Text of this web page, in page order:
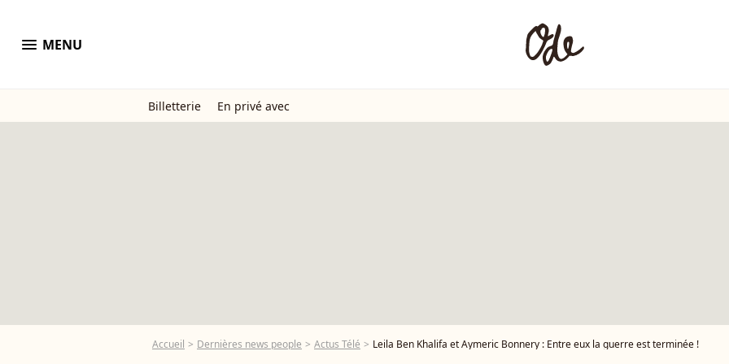
menu MENU
Billetterie En privé avec
Accueil Dernières news people Actus Télé Leila Ben Khalifa et Aymeric Bonnery : Entre eux la guerre est terminée !